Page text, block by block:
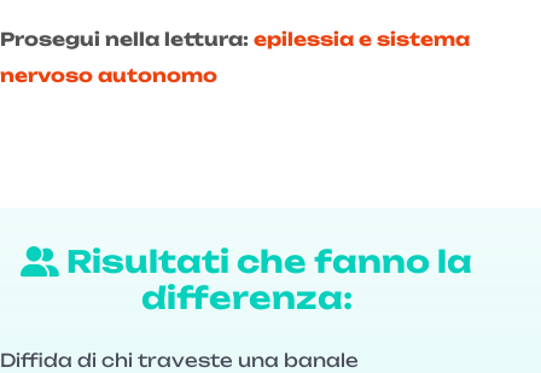
Prosegui nella lettura: epilessia e sistema
nervoso autonomo
Risultati che fanno la
differenza:
Diffida di chi traveste una banale